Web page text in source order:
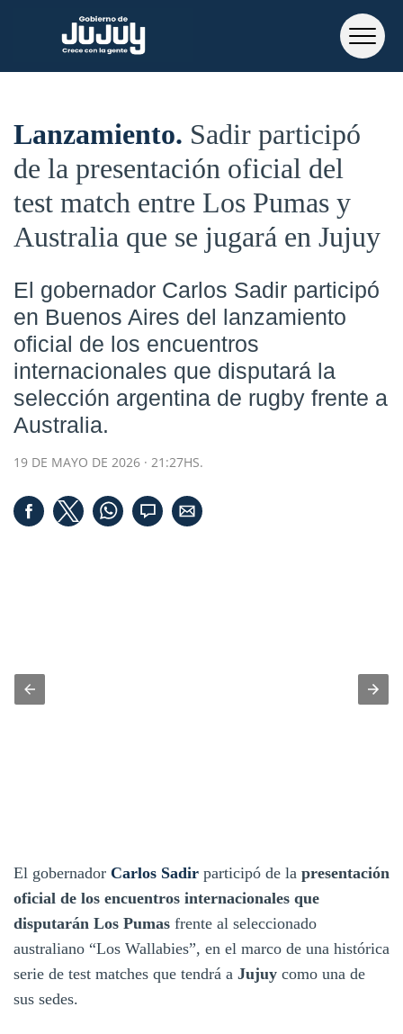
Lanzamiento Sadir participó
de la presentación oficial del
test match entre Los Pumas y
Australia que se jugará en Jujuy
El gobernador Carlos Sadir participó
en Buenos Aires del lanzamiento
oficial de los encuentros
internacionales que disputará la
selección argentina de rugby frente a
Australia.
19 DE MAYO DE 2026 · 21:27HS.
El gobernador Carlos Sadir participó de la presentación
oficial de los encuentros internacionales que
disputarán Los Pumas frente al seleccionado
australiano “Los Wallabies”, en el marco de una histórica
serie de test matches que tendrá a Jujuy como una de
sus sedes.